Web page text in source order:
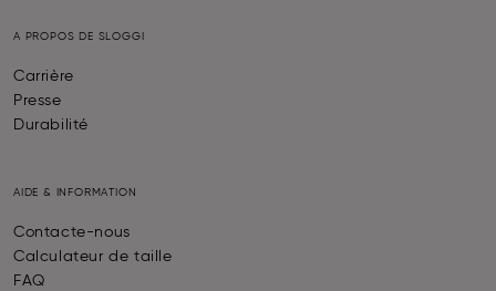
A PROPOS DE SLOGGI
Carrière
Presse
Durabilité
AIDE & INFORMATION
Contacte-nous
Calculateur de taille
FAQ